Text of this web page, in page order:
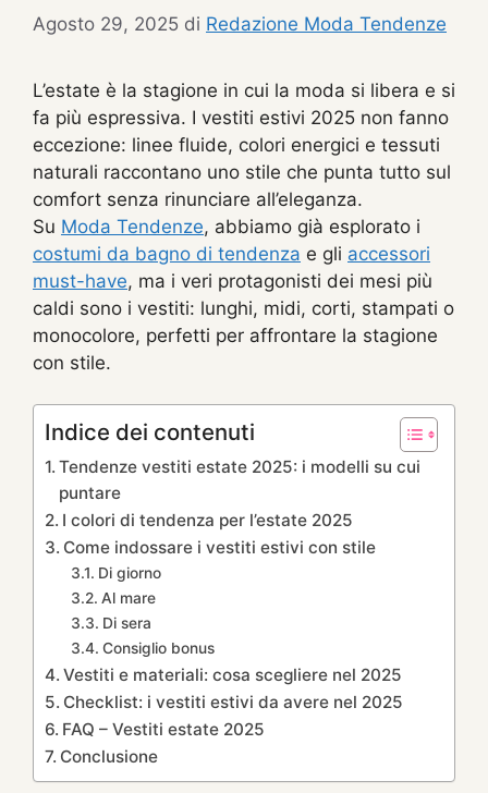
Agosto 29, 2025 di Redazione Moda Tendenze
L’estate è la stagione in cui la moda si libera e si
fa più espressiva. I vestiti estivi 2025 non fanno
eccezione: linee fluide, colori energici e tessuti
naturali raccontano uno stile che punta tutto sul
comfort senza rinunciare all’eleganza.
Su Moda Tendenze, abbiamo già esplorato i
costumi da bagno di tendenza e gli accessori
must-have, ma i veri protagonisti dei mesi più
caldi sono i vestiti: lunghi, midi, corti, stampati o
monocolore, perfetti per affrontare la stagione
con stile.
Indice dei contenuti
Tendenze vestiti estate 2025: i modelli su cui
puntare
I colori di tendenza per l’estate 2025
Come indossare i vestiti estivi con stile
Di giorno
Al mare
Di sera
Consiglio bonus
Vestiti e materiali: cosa scegliere nel 2025
Checklist: i vestiti estivi da avere nel 2025
FAQ – Vestiti estate 2025
Conclusione